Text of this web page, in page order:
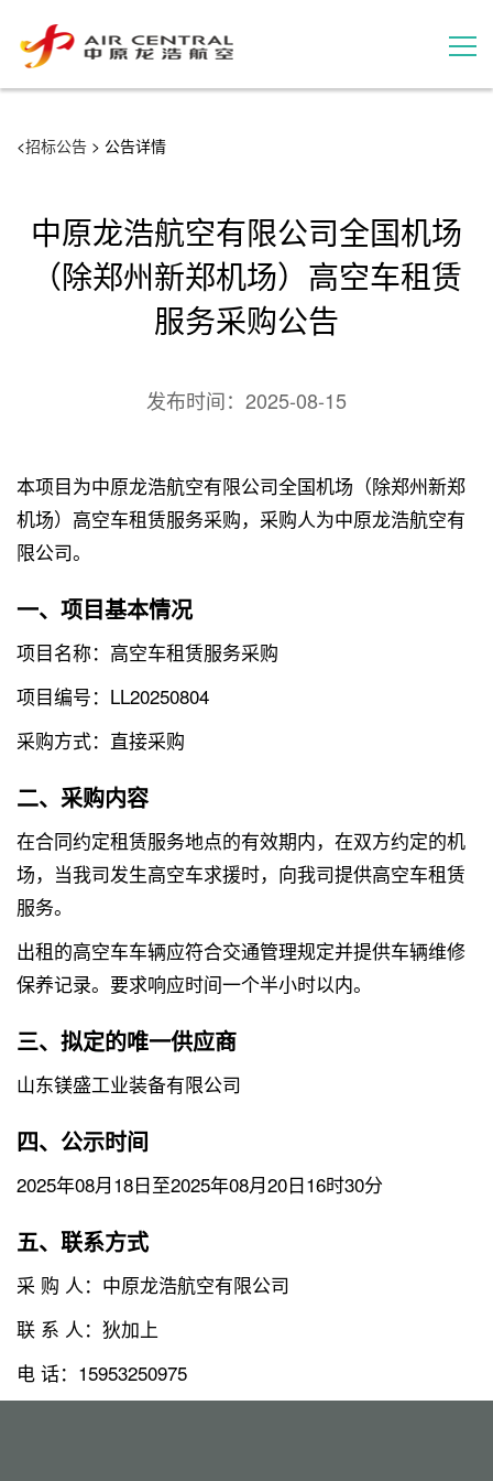
用户案例
<招标公告 > 公告详情
中原龙浩航空有限公司全国机场
（除郑州新郑机场）高空车租赁
服务采购公告
发布时间： 2025-08-15
本项目为中原龙浩航空有限公司全国机场（除郑州新郑
机场）高空车租赁服务采购，采购人为中原龙浩航空有
限公司。
一、项目基本情况
项目名称：高空车租赁服务采购
项目编号：LL20250804
采购方式：直接采购
二、采购内容
在合同约定租赁服务地点的有效期内，在双方约定的机
场，当我司发生高空车求援时，向我司提供高空车租赁
服务。
出租的高空车车辆应符合交通管理规定并提供车辆维修
保养记录。要求响应时间一个半小时以内。
三、拟定的唯一供应商
山东镁盛工业装备有限公司
四、公示时间
2025年08月18日至2025年08月20日16时30分
五、联系方式
采 购 人：中原龙浩航空有限公司
联 系 人：狄加上
电 话：15953250975